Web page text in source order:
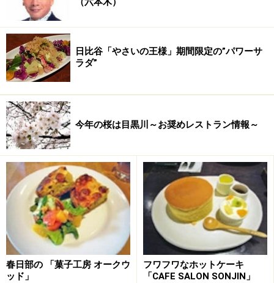
銀六ロール
2009年12月3日にオープンして、まもなく１年を迎え
る、パティスリー「風と土」。「お菓子は風土にあり」
をコンセプトにしてるだけあり、できるだけ日本の土地
で収穫した素材を使っているのが特徴です。
日比谷「やさいの王様」期間限定の”パワーサ
ラダ”
今年の桜は目黒川～お奨めレストラン情報～
春日部の 「菓子工房 オークウ
ッド」
フワフワなホットケーキ
「CAFE SALON SONJIN」